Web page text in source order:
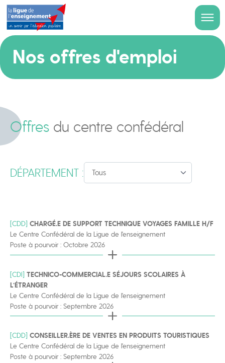
Nos offres d'emploi
Offres du centre confédéral
DÉPARTEMENT :
[CDD] CHARGÉ.E DE SUPPORT TECHNIQUE VOYAGES FAMILLE H/F
Le Centre Confédéral de la Ligue de l'enseignement
Poste à pourvoir : Octobre 2026
[CDI] TECHNICO-COMMERCIAL.E SÉJOURS SCOLAIRES À
L’ÉTRANGER
Le Centre Confédéral de la Ligue de l'enseignement
Poste à pourvoir : Septembre 2026
[CDD] CONSEILLER.ÈRE DE VENTES EN PRODUITS TOURISTIQUES
Le Centre Confédéral de la Ligue de l'enseignement
Poste à pourvoir : Septembre 2026